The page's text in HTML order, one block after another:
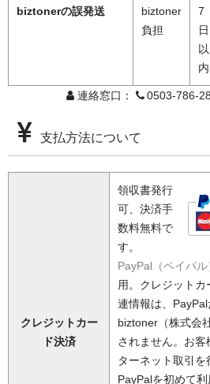
biztonerの誤発送
biztoner
負担
7
日
以
内
連絡窓口： 0503-786-
支払方法について
クレジットカー
ド決済
領収書発行
可、決済手
数料無料で
す。
PayPal（ペイパ
用。クレジット
連情報は、PayPal
biztoner（株式会
されません。お
ターネット取引を
PayPalを初めて